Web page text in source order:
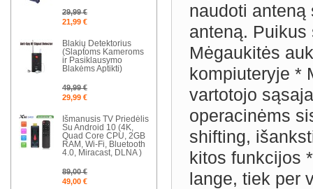
naudoti
anteną.
Mėgaukitės
kompiuteryje *
vartotojo
operacinėms
shifting,
kitos funkcijos
lange, tiek per
29,99 €
21,99 €
Blakių Detektorius
(Slaptoms Kameroms
ir Pasiklausymo
Blakėms Aptikti)
49,99 €
29,99 €
Išmanusis TV Priedėlis
Su Android 10 (4K,
Quad Core CPU, 2GB
RAM, Wi-Fi, Bluetooth
4.0, Miracast, DLNA )
89,00 €
49,00 €